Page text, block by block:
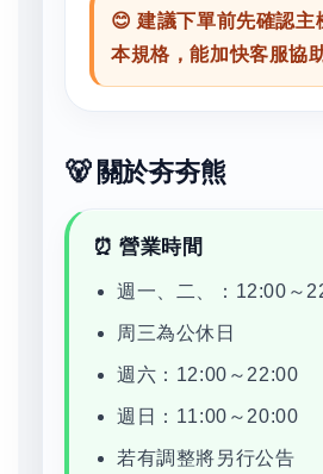
😊 建議下單前先確認主
本規格，能加快客服協
🐻 關於夯夯熊
⏰ 營業時間
週一、二、：12:00～
周三為公休日
週六：12:00～22:00
週日：11:00～20:00
若有調整將另行公告